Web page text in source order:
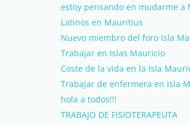
estoy pensando en mudarme a
Latinos en Mauritius
Nuevo miembro del foro Isla
Trabajar en Islas Mauricio
Coste de la vida en la Isla
Trabajar de enfermera en Isla
hola a todos!!!
TRABAJO DE FISIOTERAPEUTA